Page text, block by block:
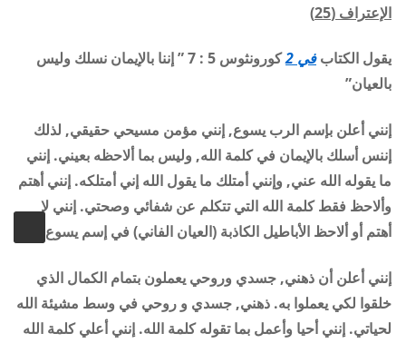
الإعتراف (25
)
يقول الكتابفي 2
كورونثوس 5 : 7 ” إننا بالإيمان نسلك وليس
بالعيان”
إنني أعلن بإسم الرب يسوع, إنني مؤمن مسيحي حقيقي, لذلك
إننس أسلك بالإيمان في كلمة الله, وليس بما ألاحظه بعيني. إنني
ما يقوله الله عني, وإنني أمتلك ما يقول الله إني أمتلكه. إنني أهتم
وألاحظ فقط كلمة الله التي تتكلم عن شفائي وصحتي. إنني لا
أهتم أو ألاحظ الأباطيل الكاذبة (العيان الفاني) في إسم يسوع.
إنني أعلن أن ذهني, جسدي وروحي يعملون بتمام الكمال الذي
خلقوا لكي يعملوا به. ذهني, جسدي و روحي في وسط مشيئة الله
لحياتي. إنني أحيا وأعمل بما تقوله كلمة الله. إنني أعلي كلمة الله